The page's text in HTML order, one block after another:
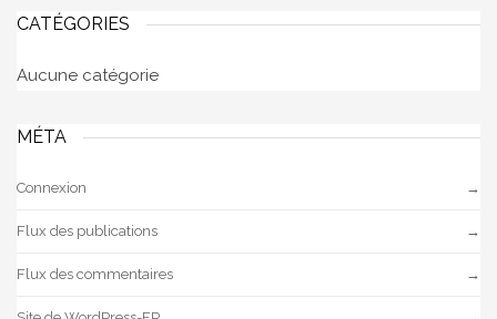
CATÉGORIES
Aucune catégorie
MÉTA
Connexion
Flux des publications
Flux des commentaires